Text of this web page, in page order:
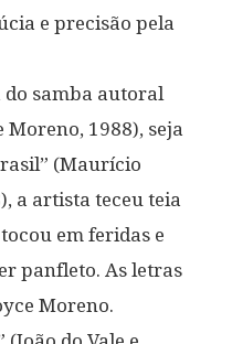
e precisão pela
do samba autoral
Moreno, 1988), seja
(Maurício
a artista teceu teia
em feridas e
panfleto. As letras
Moreno.